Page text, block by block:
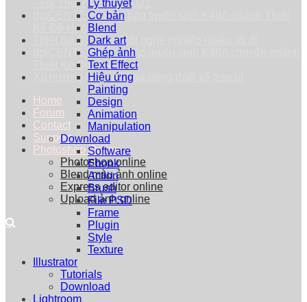
- Tối Thứ 7 - 25/09/2021
dpiCENTER thông báo tuyển sinh K48A ngành Thiết
Kế Đồ Họa
Thiết Kế Đồ Họa: Một nghề nghiệp nhiều lối đi
dpiCENTER thông báo tuyển sinh K48A chuyên ngành
Thiết Kế Đồ Họa
Xu hướng vẽ minh họa trong thiết kế bao bì
Home
Forum
Contact
Support
Photoshop Online
Photoshop online
Blend màu ảnh online
Express editor online
Upload ảnh online
Lý thuyết
Cơ bản
Blend
Dark art
Ghép ảnh
Text Effect
Hiệu ứng
Painting
Design
Animation
Manipulation
Download
Software
Ebook
Action
Brush
File PSD
Frame
Plugin
Style
Texture
Illustrator
Tutorials
Download
Lightroom